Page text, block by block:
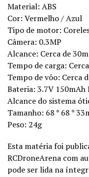
Material: ABS
Cor: Vermelho / Azul
Tipo de motor:
Câmera: 0.3MP
Alcance: Cerca de 30m
Tempo de carga:
Tempo de vôo: Cerca
Bateria: 3.7V 150mAh
Alcance do sistema
Tamanho: 68 * 68 *
Peso: 24g
Esta matéria foi
RCDroneArena com
pode ser lida na